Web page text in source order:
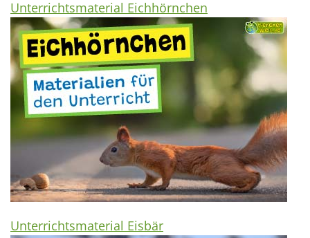
Unterrichtsmaterial Eichhörnchen
Unterrichtsmaterial Eisbär